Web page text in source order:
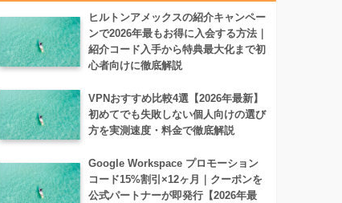
ヒルトンアメックスの紹介キャンペー
ンで2026年最もお得に入会する方法｜
紹介コード入手から特典最大化まで初
心者向けに徹底解説
VPNおすすめ比較4選【2026年最新】
初めてでも失敗しない個人向けの選び
方を実測速度・料金で徹底解説
Google Workspace プロモーション
コード15%割引×12ヶ月｜クーポンを
公式パートナーが即発行【2026年最